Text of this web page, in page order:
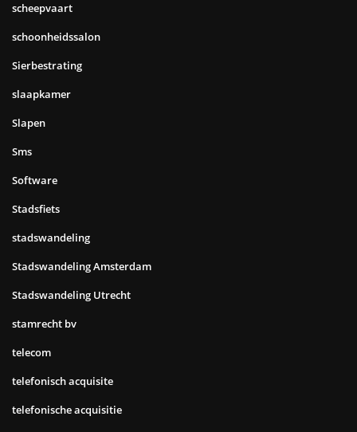
scheepvaart
schoonheidssalon
Sierbestrating
slaapkamer
Slapen
Sms
Software
Stadsfiets
stadswandeling
Stadswandeling Amsterdam
Stadswandeling Utrecht
stamrecht bv
telecom
telefonisch acquisite
telefonische acquisitie